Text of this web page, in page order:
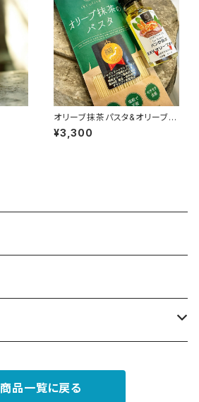
オリーブ抹茶パスタ&オリーブオ
イル
¥3,300
商品一覧に戻る